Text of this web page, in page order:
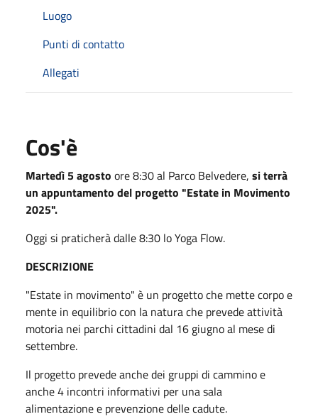
Luogo
Punti di contatto
Allegati
Cos'è
Martedì 5 agosto ore 8:30 al Parco Belvedere, si terrà
un appuntamento del progetto "Estate in Movimento
2025".
Oggi si praticherà dalle 8:30 lo Yoga Flow.
DESCRIZIONE
"Estate in movimento" è un progetto che mette corpo e
mente in equilibrio con la natura che prevede attività
motoria nei parchi cittadini dal 16 giugno al mese di
settembre.
Il progetto prevede anche dei gruppi di cammino e
anche 4 incontri informativi per una sala
alimentazione e prevenzione delle cadute.